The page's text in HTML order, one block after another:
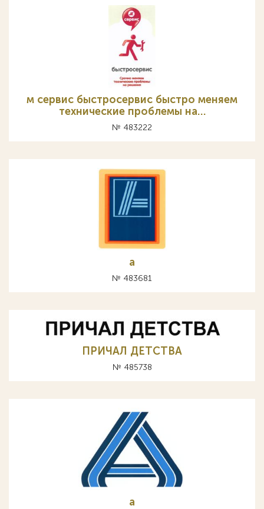
м сервис быстросервис быстро меняем
технические проблемы на…
№ 483222
а
№ 483681
ПРИЧАЛ ДЕТСТВА
№ 485738
а